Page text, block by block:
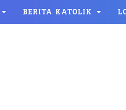
BERITA KATOLIK